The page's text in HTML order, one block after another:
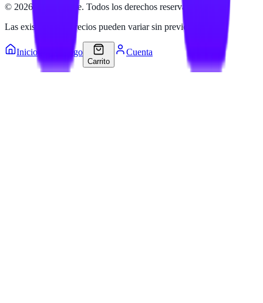
© 2026 Hailan Store. Todos los derechos reservados.
Las existencias y precios pueden variar sin previo aviso.
Inicio Catálogo
Carrito
Cuenta